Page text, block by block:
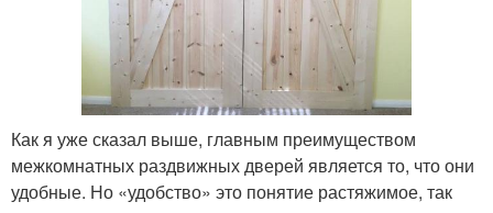
Как я уже сказал выше, главным преимуществом
межкомнатных раздвижных дверей является то, что они
удобные. Но «удобство» это понятие растяжимое, так